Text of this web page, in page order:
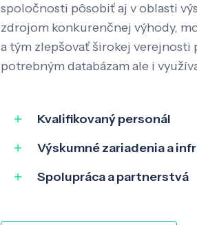
spoločnosti pôsobiť aj v oblasti
zdrojom konkurenčnej výhody,
a tým zlepšovať širokej verejnosti
potrebným databázam ale i
Kvalifikovaný personál
Výskumné zariadenia a
Spolupráca a partnerstvá